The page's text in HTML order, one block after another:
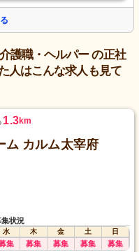
護職・ヘルパー の正社
人はこんな求人も見て
1.3km
ム カルム太宰府
状況
水 木 金 土
日
集 募集 募集 募集 募集